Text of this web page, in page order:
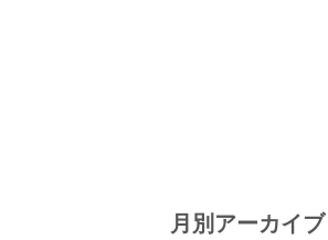
月別アーカイブ